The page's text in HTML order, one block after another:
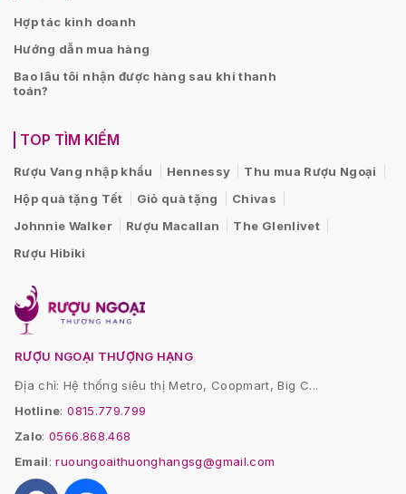
Hợp tác kinh doanh
Hướng dẫn mua hàng
Bao lâu tôi nhận được hàng sau khi thanh
toán?
TOP TÌM KIẾM
Rượu Vang nhập khẩu Hennessy
Thu mua Rượu Ngoại
Hộp quà tặng Tết
Giỏ quà tặng
Chivas
Johnnie Walker
Rượu Macallan
The Glenlivet
Rượu Hibiki
RƯỢU NGOẠI THƯỢNG HẠNG
Địa chỉ: Hệ thống siêu thị Metro, Coopmart, Big C...
Hotline:0815.779.799
Zalo:0566.868.468
Email:ruoungoaithuonghangsg@gmail.com